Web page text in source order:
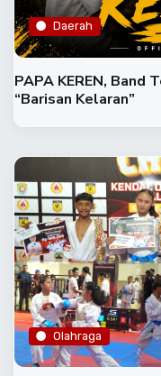
Daerah
PAPA KEREN, Band
“Barisan Kelaran”
Olahraga